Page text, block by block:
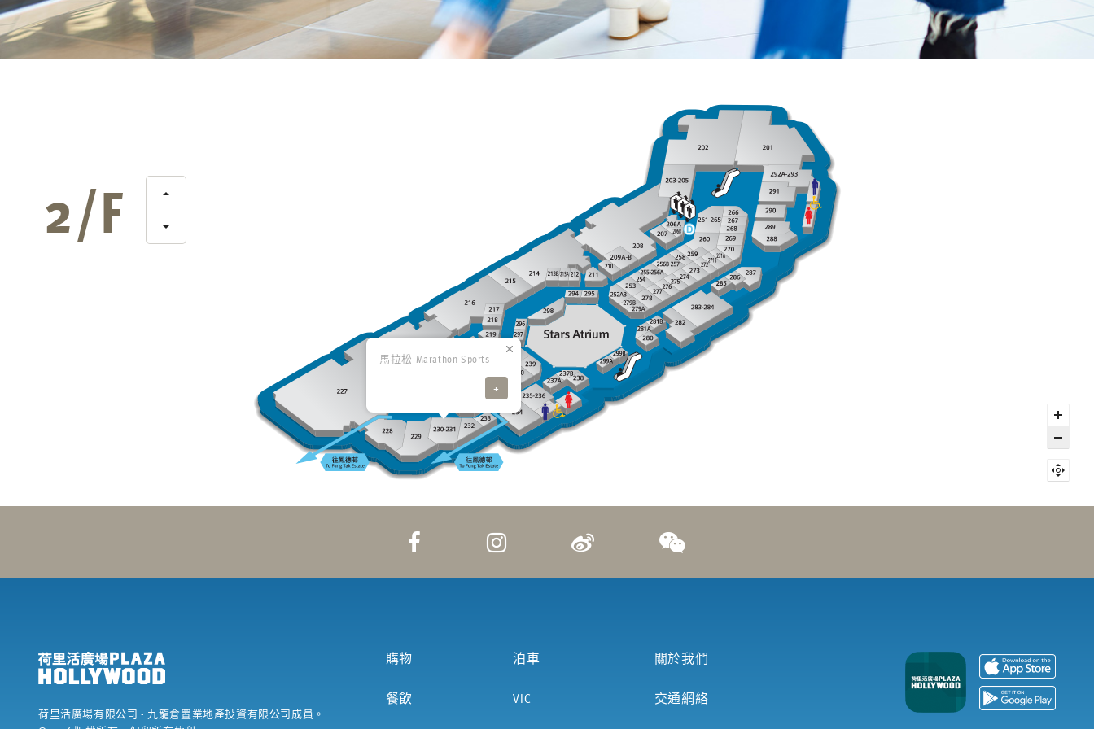
馬拉松 Marathon Sports
+
荷里活廣場有限公司 - 九龍倉置業地產投資有限公司成員。
購物
餐飲
泊車
VIC
關於我們
交通網絡